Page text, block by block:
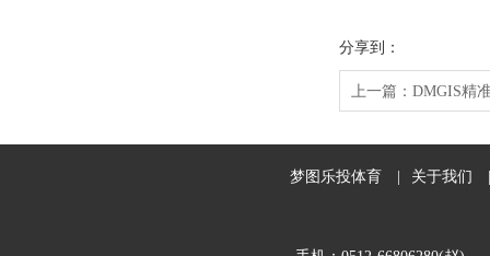
分享到：
上一篇： DMGIS精
梦图乐投体育 关于我们